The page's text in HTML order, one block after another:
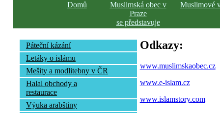
Domů
Muslimská obec v
Praze
se představuje
Muslimové
Páteční kázání
Letáky o islámu
Mešity a modlitebny v ČR
Halal obchody a
restaurace
Výuka arabštiny
Odkazy:
www.muslimskaobec.cz
www.e-islam.cz
www.islamstory.com